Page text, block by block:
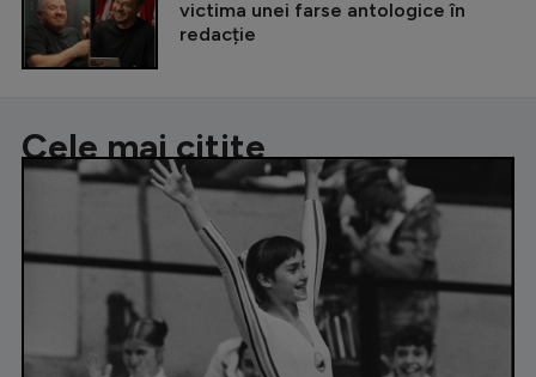
victima unei farse antologice în
redacție
Cele mai citite